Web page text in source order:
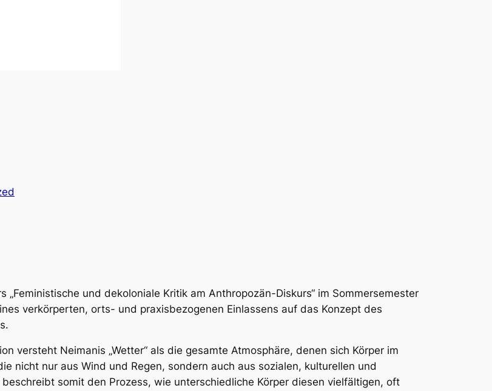
„Feministische und dekoloniale Kritik am Anthropozän-Diskurs“ im Sommersemester
verkörperten, orts- und praxisbezogenen Einlassens auf das Konzept des
versteht Neimanis „Wetter“ als die gesamte Atmosphäre, denen sich Körper im
nicht nur aus Wind und Regen, sondern auch aus sozialen, kulturellen und
somit den Prozess, wie unterschiedliche Körper diesen vielfältigen, oft